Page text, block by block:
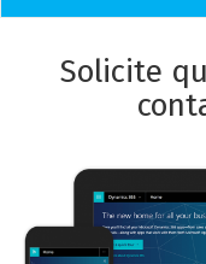
Solicite